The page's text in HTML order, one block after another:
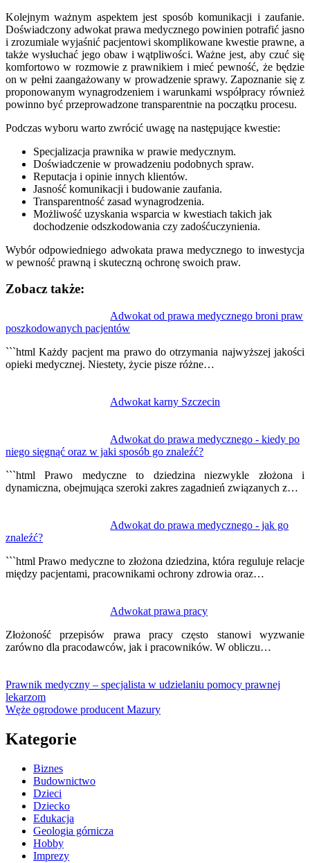
Kolejnym ważnym aspektem jest sposób komunikacji i zaufanie.
Doświadczony adwokat prawa medycznego powinien potrafić jasno
i zrozumiale wyjaśnić pacjentowi skomplikowane kwestie prawne, a
także wysłuchać jego obaw i wątpliwości. Ważne jest, aby czuć się
komfortowo w rozmowie z prawnikiem i mieć pewność, że będzie
on w pełni zaangażowany w prowadzenie sprawy. Zapoznanie się z
proponowanym wynagrodzeniem i warunkami współpracy również
powinno być przeprowadzone transparentnie na początku procesu.
Podczas wyboru warto zwrócić uwagę na następujące kwestie:
Specjalizacja prawnika w prawie medycznym.
Doświadczenie w prowadzeniu podobnych spraw.
Reputacja i opinie innych klientów.
Jasność komunikacji i budowanie zaufania.
Transparentność zasad wynagrodzenia.
Możliwość uzyskania wsparcia w kwestiach takich jak
dochodzenie odszkodowania czy zadośćuczynienia.
Wybór odpowiedniego adwokata prawa medycznego to inwestycja
w pewność prawną i skuteczną ochronę swoich praw.
Zobacz także:
Adwokat od prawa medycznego broni praw
poszkodowanych pacjentów
```html Każdy pacjent ma prawo do otrzymania najwyższej jakości
opieki medycznej. Niestety, życie pisze różne…
Adwokat karny Szczecin
Adwokat do prawa medycznego - kiedy po
niego sięgnąć oraz w jaki sposób go znaleźć?
```html Prawo medyczne to dziedzina niezwykle złożona i
dynamiczna, obejmująca szeroki zakres zagadnień związanych z…
Adwokat do prawa medycznego - jak go
znaleźć?
```html Prawo medyczne to złożona dziedzina, która reguluje relacje
między pacjentami, pracownikami ochrony zdrowia oraz…
Adwokat prawa pracy
Złożoność przepisów prawa pracy często stanowi wyzwanie
zarówno dla pracodawców, jak i pracowników. W obliczu…
wpisu
Prawnik medyczny – specjalista w udzielaniu pomocy prawnej
lekarzom
Węże ogrodowe producent Mazury
Kategorie
Biznes
Budownictwo
Dzieci
Dziecko
Edukacja
Geologia górnicza
Hobby
Imprezy